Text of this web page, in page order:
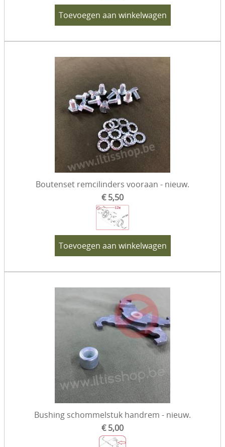
Toevoegen aan winkelwagen
Boutenset remcilinders vooraan - nieuw.
€ 5,50
Toevoegen aan winkelwagen
Bushing schommelstuk handrem - nieuw.
€ 5,00